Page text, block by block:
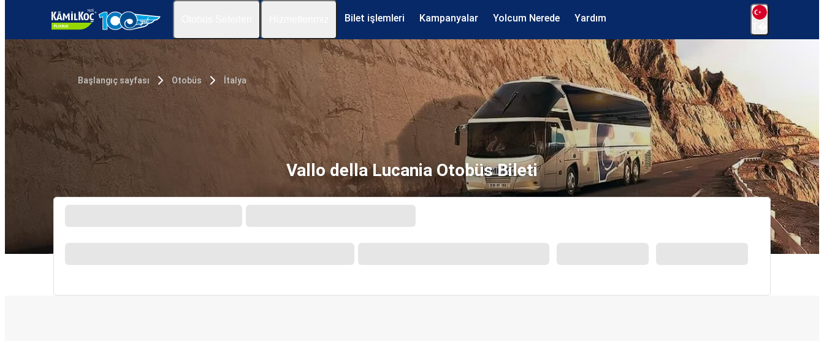
Bilet işlemleri Kampanyalar Yolcum Nerede Yardım
Başlangıç sayfası Otobüs İtalya
Vallo della Lucania Otobüs Bileti